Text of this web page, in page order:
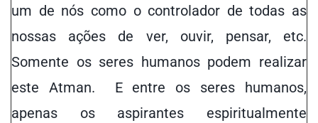
um de nós como o controlador de todas as
nossas ações de ver, ouvir, pensar, etc.
Somente os seres humanos podem realizar
este Atman. E entre os seres humanos,
apenas os aspirantes espiritualmente